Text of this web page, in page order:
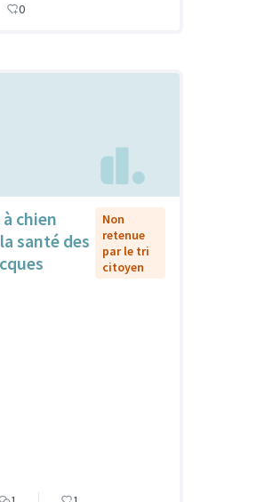
0
chien
santé des
Non
retenue
par le tri
citoyen